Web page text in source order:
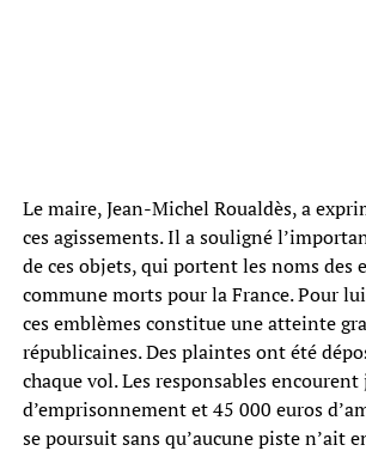
Le maire, Jean-Michel Roualdès, a
ces agissements. Il a souligné
de ces objets, qui portent les noms des
commune morts pour la France. Pour
ces emblèmes constitue une atteinte
républicaines. Des plaintes ont été
chaque vol. Les responsables encourent
d’emprisonnement et 45 000 euros
se poursuit sans qu’aucune piste n’ait